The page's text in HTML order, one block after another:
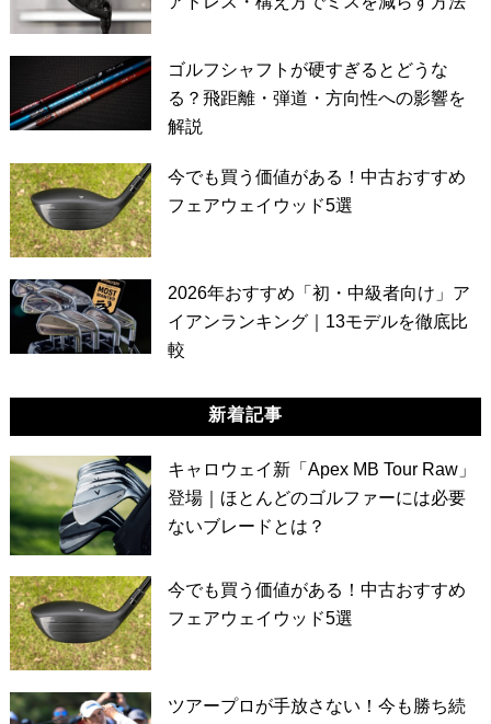
ゴルフシャフトが硬すぎるとどうな
る？飛距離・弾道・方向性への影響を
解説
今でも買う価値がある！中古おすすめ
フェアウェイウッド5選
2026年おすすめ「初・中級者向け」ア
イアンランキング｜13モデルを徹底比
較
新着記事
キャロウェイ新「Apex MB Tour Raw」
登場｜ほとんどのゴルファーには必要
ないブレードとは？
今でも買う価値がある！中古おすすめ
フェアウェイウッド5選
ツアープロが手放さない！今も勝ち続